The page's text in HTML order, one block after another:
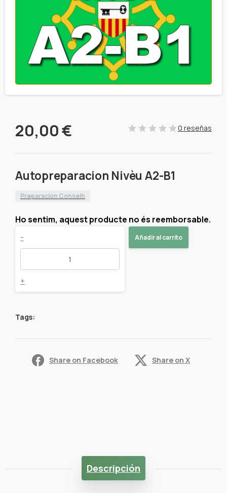
20,00€ 0 reseñas
Autopreparacion Nivèu A2-B1
Preparacion Conselh
Ho sentim, aquest producte no és reemborsable.
Autopreparacion
A2-
quantity
-
+
Añadir al carrito
Tags:
Share on Facebook Share on X
Descripción